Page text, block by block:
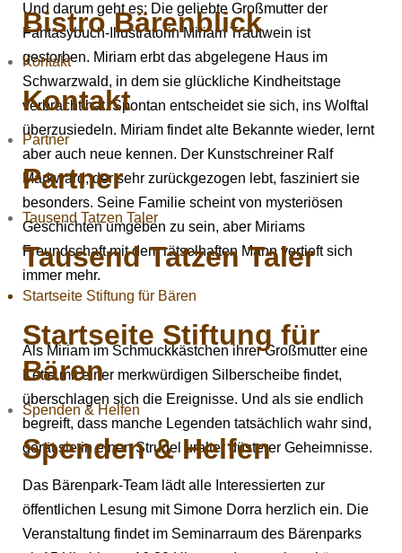
Bistro Bärenblick
Kontakt
Kontakt
Partner
Partner
Tausend Tatzen Taler
Tausend Tatzen Taler
Startseite Stiftung für Bären
Startseite Stiftung für
Bären
Spenden & Helfen
Spenden & Helfen
Und darum geht es: Die geliebte Großmutter der
Fantasybuch-Illustratorin Miriam Trautwein ist
gestorben. Miriam erbt das abgelegene Haus im
Schwarzwald, in dem sie glückliche Kindheitstage
verbracht hat. Spontan entscheidet sie sich, ins Wolftal
überzusiedeln. Miriam findet alte Bekannte wieder, lernt
aber auch neue kennen. Der Kunstschreiner Ralf
Markward, der sehr zurückgezogen lebt, fasziniert sie
besonders. Seine Familie scheint von mysteriösen
Geschichten umgeben zu sein, aber Miriams
Freundschaft mit dem rätselhaften Mann vertieft sich
immer mehr.
Als Miriam im Schmuckkästchen ihrer Großmutter eine
Kette mit einer merkwürdigen Silberscheibe findet,
überschlagen sich die Ereignisse. Und als sie endlich
begreift, dass manche Legenden tatsächlich wahr sind,
gerät sie in einen Strudel uralter düsterer Geheimnisse.
Das Bärenpark-Team lädt alle Interessierten zur
öffentlichen Lesung mit Simone Dorra herzlich ein. Die
Veranstaltung findet im Seminarraum des Bärenparks